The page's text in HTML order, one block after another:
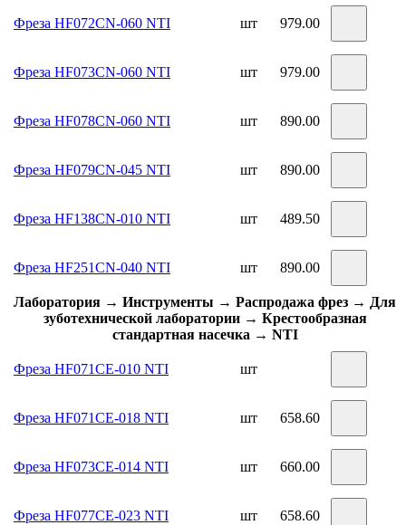
Фреза HF072CN-060 NTI шт 979.00
Фреза HF073CN-060 NTI шт 979.00
Фреза HF078CN-060 NTI шт 890.00
Фреза HF079CN-045 NTI шт 890.00
Фреза HF138CN-010 NTI шт 489.50
Фреза HF251CN-040 NTI шт 890.00
Лаборатория → Инструменты → Распродажа фрез → Для
зуботехнической лаборатории → Крестообразная
стандартная насечка → NTI
Фреза HF071CE-010 NTI шт
Фреза HF071CE-018 NTI шт 658.60
Фреза HF073CE-014 NTI шт 660.00
Фреза HF077CE-023 NTI шт 658.60